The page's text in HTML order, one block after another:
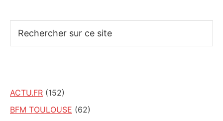
sur
ACTU.FR (152)
BFM TOULOUSE (62)